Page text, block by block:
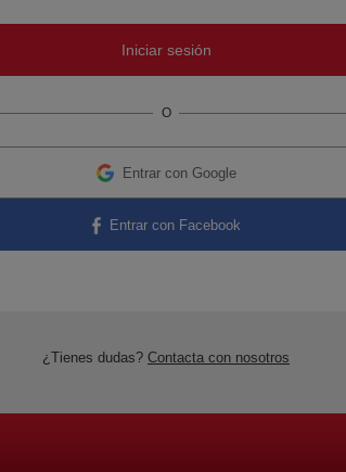
O
Entrar con Google
Entrar con Facebook
¿Tienes dudas? Contacta con nosotros